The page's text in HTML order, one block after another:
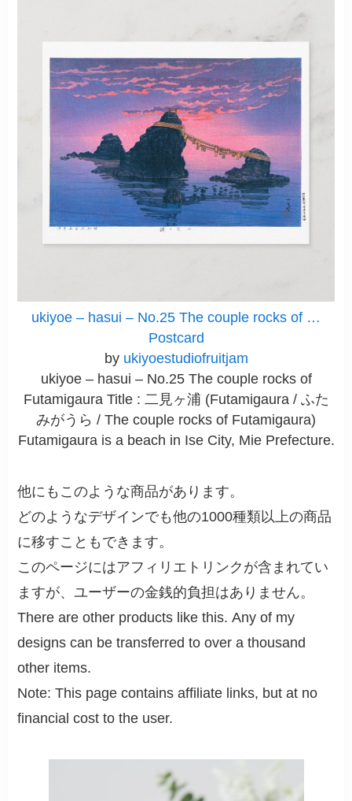
ukiyoe – hasui – No.25 The couple rocks of …
Postcard
by ukiyoestudiofruitjam
ukiyoe – hasui – No.25 The couple rocks of
Futamigaura Title : 二見ヶ浦 (Futamigaura / ふた
みがうら / The couple rocks of Futamigaura)
Futamigaura is a beach in Ise City, Mie Prefecture.
他にもこのような商品があります。
どのようなデザインでも他の1000種類以上の商品
に移すこともできます。
このページにはアフィリエトリンクが含まれてい
ますが、ユーザーの金銭的負担はありません。
There are other products like this. Any of my
designs can be transferred to over a thousand
other items.
Note: This page contains affiliate links, but at no
financial cost to the user.